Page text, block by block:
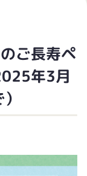
ご長寿ペ
年3月